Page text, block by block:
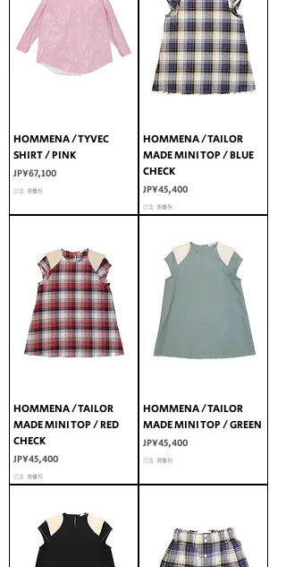
HOMMENA / TYVEC
SHIRT / PINK
價格
JP¥67,100
已含 增值税
HOMMENA / TAILOR
MADE MINI TOP / BLUE
CHECK
價格
JP¥45,400
已含 增值税
HOMMENA / TAILOR
MADE MINI TOP / RED
CHECK
價格
JP¥45,400
已含 增值税
HOMMENA / TAILOR
MADE MINI TOP / GREEN
價格
JP¥45,400
已含 增值税